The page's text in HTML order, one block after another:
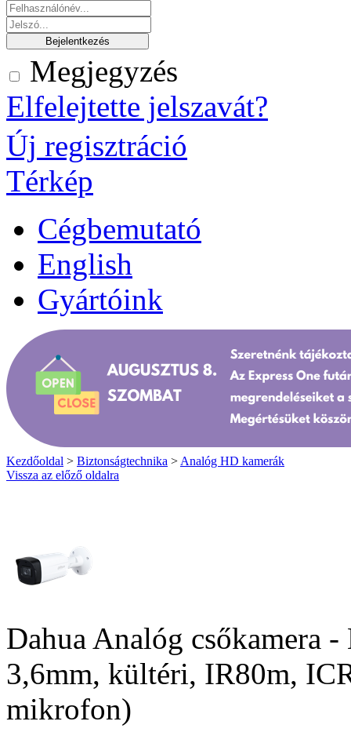
Megjegyzés
Elfelejtette jelszavát?
Új regisztráció
Térkép
Cégbemutató
English
Gyártóink
Kezdőoldal > Biztonságtechnika > Analóg HD kamerák
Vissza az előző oldalra
Dahua Analóg csőkamera
3,6mm, kültéri, IR80m,
mikrofon)